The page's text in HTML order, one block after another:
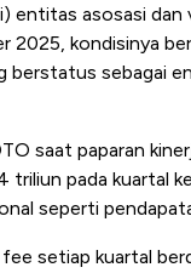
entitas asosasi
kondisinya
berstatus sebagai
saat paparan
triliun pada kuartal
seperti
setiap kuartal
Berbahaya